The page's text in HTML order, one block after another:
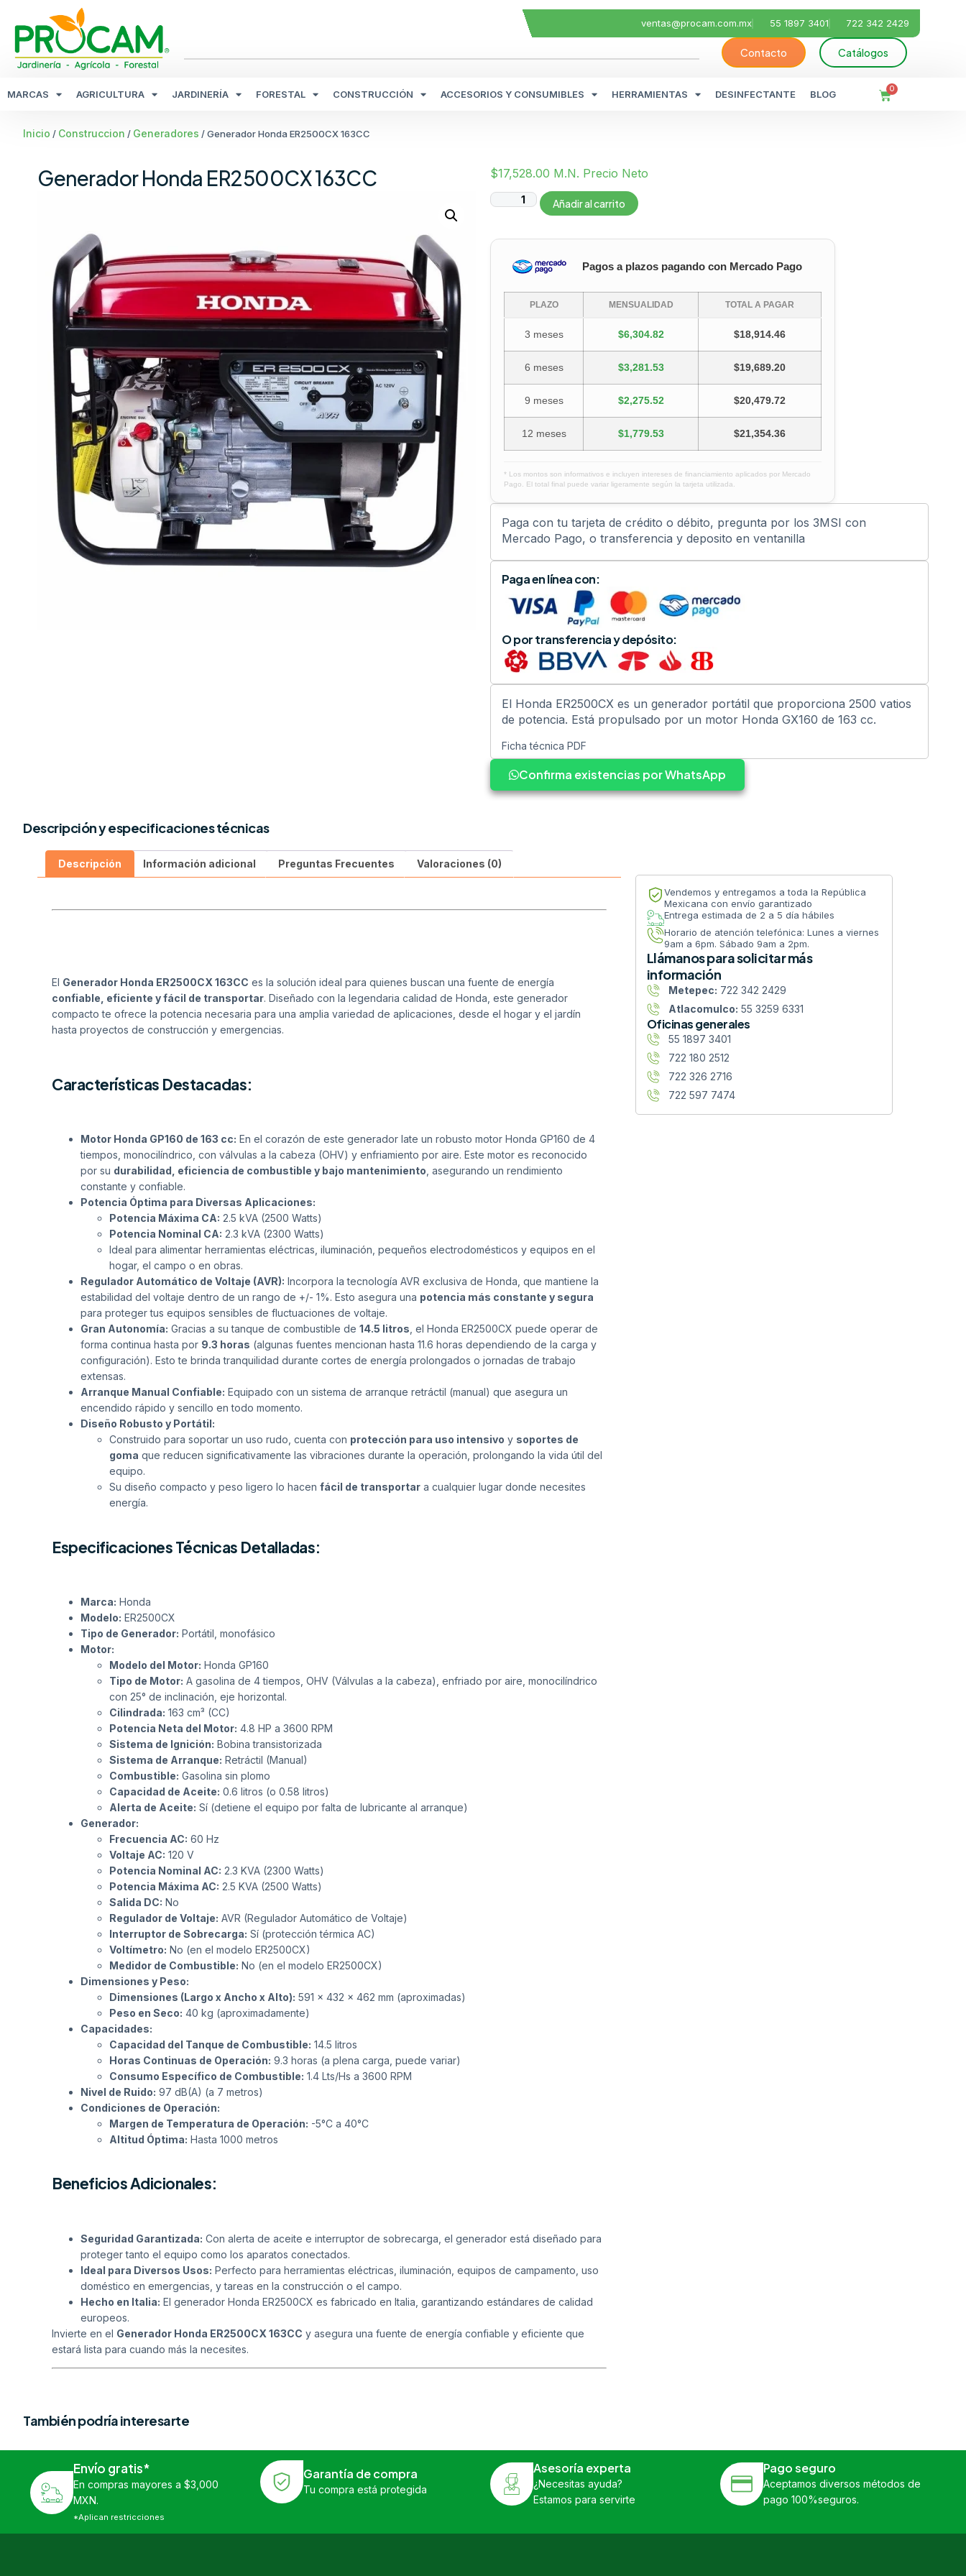
ventas@procam.com.mx 55 1897 3401 722 342 2429
Contacto Catálogos
MARCAS AGRICULTURA JARDINERÍA FORESTAL CONSTRUCCIÓN ACCESORIOS Y CONSUMIBLES HERRAMIENTAS DESINFECTANTE BLOG 0
Inicio / Construccion / Generadores / Generador Honda ER2500CX 163CC
Generador Honda ER2500CX 163CC $17,528.00 M.N. Precio Neto
Añadir al carrito
Pagos a plazos pagando con Mercado Pago
PLAZO MENSUALIDAD TOTAL A PAGAR
3 meses $6,304.82 $18,914.46
6 meses $3,281.53 $19,689.20
9 meses $2,275.52 $20,479.72
12 meses $1,779.53 $21,354.36
* Los montos son informativos e incluyen intereses de financiamiento aplicados por Mercado
Pago. El total final puede variar ligeramente según la tarjeta utilizada.
Paga con tu tarjeta de crédito o débito, pregunta por los 3MSI con
Mercado Pago, o transferencia y deposito en ventanilla
Paga en línea con:
O por transferencia y depósito:
El Honda ER2500CX es un generador portátil que proporciona 2500 vatios
de potencia. Está propulsado por un motor Honda GX160 de 163 cc.
Ficha técnica PDF
Confirma existencias por WhatsApp
Descripción y especificaciones técnicas
Descripción Información adicional Preguntas Frecuentes Valoraciones (0)
El Generador Honda ER2500CX 163CC es la solución ideal para quienes buscan una fuente de energía
confiable, eficiente y fácil de transportar. Diseñado con la legendaria calidad de Honda, este generador
compacto te ofrece la potencia necesaria para una amplia variedad de aplicaciones, desde el hogar y el jardín
hasta proyectos de construcción y emergencias.
Características Destacadas:
Motor Honda GP160 de 163 cc: En el corazón de este generador late un robusto motor Honda GP160 de 4
tiempos, monocilíndrico, con válvulas a la cabeza (OHV) y enfriamiento por aire. Este motor es reconocido
por su durabilidad, eficiencia de combustible y bajo mantenimiento , asegurando un rendimiento
constante y confiable.
Potencia Óptima para Diversas Aplicaciones:
Potencia Máxima CA: 2.5 kVA (2500 Watts)
Potencia Nominal CA: 2.3 kVA (2300 Watts)
Ideal para alimentar herramientas eléctricas, iluminación, pequeños electrodomésticos y equipos en el
hogar, el campo o en obras.
Regulador Automático de Voltaje (AVR): Incorpora la tecnología AVR exclusiva de Honda, que mantiene la
estabilidad del voltaje dentro de un rango de +/- 1%. Esto asegura una potencia más constante y segura
para proteger tus equipos sensibles de fluctuaciones de voltaje.
Gran Autonomía: Gracias a su tanque de combustible de 14.5 litros , el Honda ER2500CX puede operar de
forma continua hasta por 9.3 horas (algunas fuentes mencionan hasta 11.6 horas dependiendo de la carga y
configuración). Esto te brinda tranquilidad durante cortes de energía prolongados o jornadas de trabajo
extensas.
Arranque Manual Confiable: Equipado con un sistema de arranque retráctil (manual) que asegura un
encendido rápido y sencillo en todo momento.
Diseño Robusto y Portátil:
Construido para soportar un uso rudo, cuenta con protección para uso intensivo y soportes de
goma que reducen significativamente las vibraciones durante la operación, prolongando la vida útil del
equipo.
Su diseño compacto y peso ligero lo hacen fácil de transportar a cualquier lugar donde necesites
energía.
Especificaciones Técnicas Detalladas:
Marca: Honda
Modelo: ER2500CX
Tipo de Generador: Portátil, monofásico
Motor:
Modelo del Motor: Honda GP160
Tipo de Motor: A gasolina de 4 tiempos, OHV (Válvulas a la cabeza), enfriado por aire, monocilíndrico
con 25° de inclinación, eje horizontal.
Cilindrada: 163 cm³ (CC)
Potencia Neta del Motor: 4.8 HP a 3600 RPM
Sistema de Ignición: Bobina transistorizada
Sistema de Arranque: Retráctil (Manual)
Combustible: Gasolina sin plomo
Capacidad de Aceite: 0.6 litros (o 0.58 litros)
Alerta de Aceite: Sí (detiene el equipo por falta de lubricante al arranque)
Generador:
Frecuencia AC: 60 Hz
Voltaje AC: 120 V
Potencia Nominal AC: 2.3 KVA (2300 Watts)
Potencia Máxima AC: 2.5 KVA (2500 Watts)
Salida DC: No
Regulador de Voltaje: AVR (Regulador Automático de Voltaje)
Interruptor de Sobrecarga: Sí (protección térmica AC)
Voltímetro: No (en el modelo ER2500CX)
Medidor de Combustible: No (en el modelo ER2500CX)
Dimensiones y Peso:
Dimensiones (Largo x Ancho x Alto): 591 x 432 x 462 mm (aproximadas)
Peso en Seco: 40 kg (aproximadamente)
Capacidades:
Capacidad del Tanque de Combustible: 14.5 litros
Horas Continuas de Operación: 9.3 horas (a plena carga, puede variar)
Consumo Específico de Combustible: 1.4 Lts/Hs a 3600 RPM
Nivel de Ruido: 97 dB(A) (a 7 metros)
Condiciones de Operación:
Margen de Temperatura de Operación: -5°C a 40°C
Altitud Óptima: Hasta 1000 metros
Beneficios Adicionales:
Seguridad Garantizada: Con alerta de aceite e interruptor de sobrecarga, el generador está diseñado para
proteger tanto el equipo como los aparatos conectados.
Ideal para Diversos Usos: Perfecto para herramientas eléctricas, iluminación, equipos de campamento, uso
doméstico en emergencias, y tareas en la construcción o el campo.
Hecho en Italia: El generador Honda ER2500CX es fabricado en Italia, garantizando estándares de calidad
europeos.
Invierte en el Generador Honda ER2500CX 163CC y asegura una fuente de energía confiable y eficiente que
estará lista para cuando más la necesites.
Vendemos y entregamos a toda la República
Mexicana con envío garantizado
Entrega estimada de 2 a 5 día hábiles
Horario de atención telefónica: Lunes a viernes
9am a 6pm. Sábado 9am a 2pm.
Llámanos para solicitar más
información
Metepec: 722 342 2429
Atlacomulco: 55 3259 6331
Oficinas generales
55 1897 3401
722 180 2512
722 326 2716
722 597 7474
También podría interesarte
Envío gratis*
En compras mayores a $3,000
MXN.
*Aplican restricciones
Garantía de compra
Tu compra está protegida
Asesoría experta
¿Necesitas ayuda?
Estamos para servirte
Pago seguro
Aceptamos diversos métodos de
pago 100%seguros.